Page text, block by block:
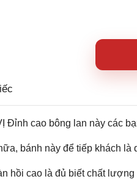
Đỉnh cao bông lan này các
bánh này để tiếp khách là
hồi cao là đủ biết chất lượng